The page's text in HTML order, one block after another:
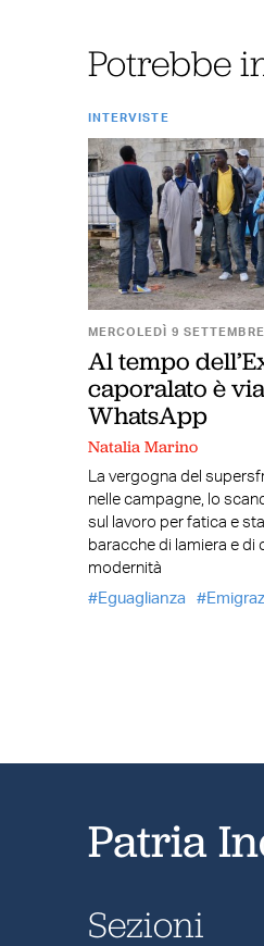
Potrebbe
INTERVISTE
MERCOLEDÌ 9
Al tempo
caporalato è via
WhatsApp
Natalia Marino
La vergogna del
nelle campagne, lo
sul lavoro per fatica e
baracche di lamiera e di
modernità
Eguaglianza
Patria
Sezioni